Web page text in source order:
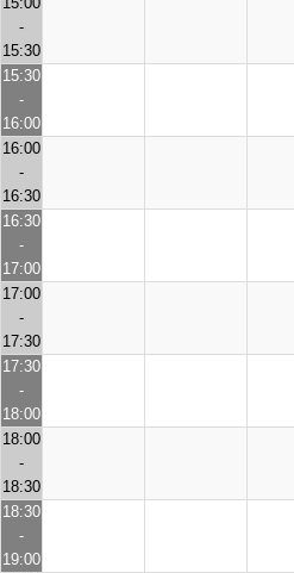
-
15:30
15:30
-
16:00
16:00
-
16:30
16:30
-
17:00
17:00
-
17:30
17:30
-
18:00
18:00
-
18:30
18:30
-
19:00